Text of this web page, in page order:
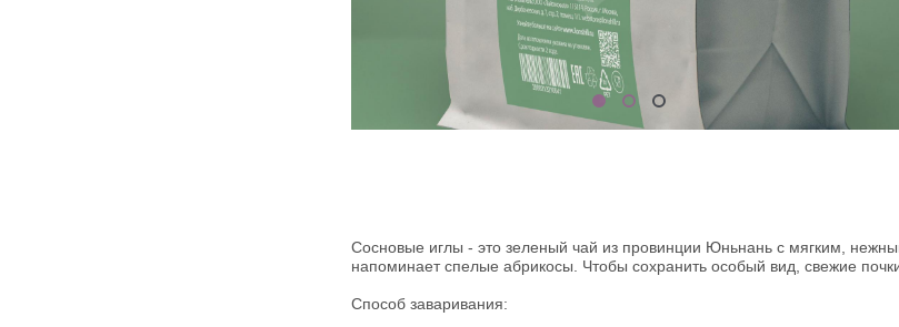
Сосновые иглы - это зеленый чай из провинции Юньнань с мягким,
напоминает спелые абрикосы. Чтобы сохранить особый вид, свежие
Способ заваривания: